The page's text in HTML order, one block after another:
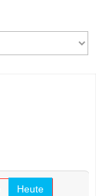
Heute